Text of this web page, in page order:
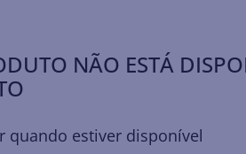
NÃO ESTÁ
quando estiver disponível